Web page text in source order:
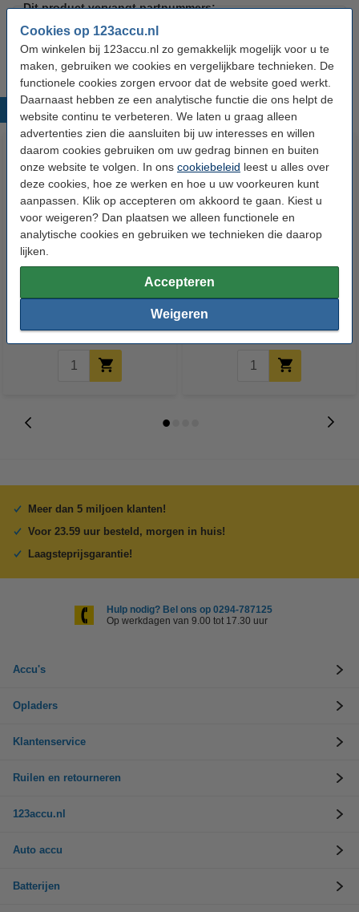
Cookies op 123accu.nl
Om winkelen bij 123accu.nl zo gemakkelijk mogelijk voor u te
maken, gebruiken we cookies en vergelijkbare technieken. De
functionele cookies zorgen ervoor dat de website goed werkt.
Daarnaast hebben ze een analytische functie die ons helpt de
website continu te verbeteren. We laten u graag alleen
advertenties zien die aansluiten bij uw interesses en willen
daarom cookies gebruiken om uw gedrag binnen en buiten
onze website te volgen. In ons cookiebeleid leest u alles over
deze cookies, hoe ze werken en hoe u uw voorkeuren kunt
aanpassen. Klik op accepteren om akkoord te gaan. Kiest u
voor weigeren? Dan plaatsen we alleen functionele en
analytische cookies en gebruiken we technieken die daarop
lijken.
Accepteren
Weigeren
Dit product vervangt partnummers:
HAC-003
Populaire producten
SPR-001 accu (1800 mAh,
123accu huismerk)
Meer dan 5 miljoen klanten!
Voor 23.59 uur besteld, morgen in huis!
Laagsteprijsgarantie!
Hulp nodig? Bel ons op 0294-787125
Op werkdagen van 9.00 tot 17.30 uur
Accu's
Opladers
Klantenservice
Ruilen en retourneren
123accu.nl
Auto accu
Batterijen